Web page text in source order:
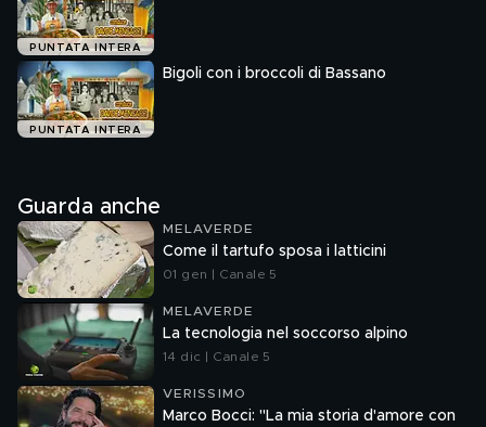
PUNTATA INTERA
PUNTATA INTERA
Bigoli con i broccoli di Bassano
Guarda anche
MELAVERDE
Come il tartufo sposa i latticini
01 gen | Canale 5
MELAVERDE
La tecnologia nel soccorso alpino
14 dic | Canale 5
VERISSIMO
Marco Bocci: "La mia storia d'amore con